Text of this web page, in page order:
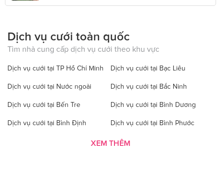
Dịch vụ cưới toàn quốc
Tìm nhà cung cấp dịch vụ cưới theo khu vực
Dịch vụ cưới tại TP Hồ Chí Minh Dịch vụ cưới tại Bạc Liêu
Dịch vụ cưới tại Nước ngoài Dịch vụ cưới tại Bắc Ninh
Dịch vụ cưới tại Bến Tre Dịch vụ cưới tại Bình Dương
Dịch vụ cưới tại Bình Định Dịch vụ cưới tại Bình Phước
Dịch vụ cưới tại Bình Thuận Dịch vụ cưới tại Cà Mau
XEM THÊM